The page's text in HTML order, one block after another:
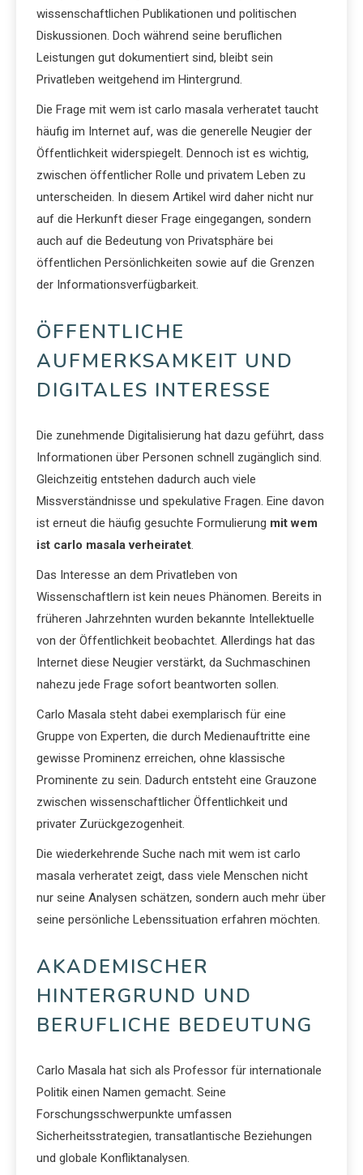
wissenschaftlichen Publikationen und politischen
Diskussionen. Doch während seine beruflichen
Leistungen gut dokumentiert sind, bleibt sein
Privatleben weitgehend im Hintergrund.
Die Frage mit wem ist carlo masala verheratet taucht
häufig im Internet auf, was die generelle Neugier der
Öffentlichkeit widerspiegelt. Dennoch ist es wichtig,
zwischen öffentlicher Rolle und privatem Leben zu
unterscheiden. In diesem Artikel wird daher nicht nur
auf die Herkunft dieser Frage eingegangen, sondern
auch auf die Bedeutung von Privatsphäre bei
öffentlichen Persönlichkeiten sowie auf die Grenzen
der Informationsverfügbarkeit.
ÖFFENTLICHE
AUFMERKSAMKEIT UND
DIGITALES INTERESSE
Die zunehmende Digitalisierung hat dazu geführt, dass
Informationen über Personen schnell zugänglich sind.
Gleichzeitig entstehen dadurch auch viele
Missverständnisse und spekulative Fragen. Eine davon
ist erneut die häufig gesuchte Formulierung mit wem
ist carlo masala verheiratet.
Das Interesse an dem Privatleben von
Wissenschaftlern ist kein neues Phänomen. Bereits in
früheren Jahrzehnten wurden bekannte Intellektuelle
von der Öffentlichkeit beobachtet. Allerdings hat das
Internet diese Neugier verstärkt, da Suchmaschinen
nahezu jede Frage sofort beantworten sollen.
Carlo Masala steht dabei exemplarisch für eine
Gruppe von Experten, die durch Medienauftritte eine
gewisse Prominenz erreichen, ohne klassische
Prominente zu sein. Dadurch entsteht eine Grauzone
zwischen wissenschaftlicher Öffentlichkeit und
privater Zurückgezogenheit.
Die wiederkehrende Suche nach mit wem ist carlo
masala verheratet zeigt, dass viele Menschen nicht
nur seine Analysen schätzen, sondern auch mehr über
seine persönliche Lebenssituation erfahren möchten.
AKADEMISCHER
HINTERGRUND UND
BERUFLICHE BEDEUTUNG
Carlo Masala hat sich als Professor für internationale
Politik einen Namen gemacht. Seine
Forschungsschwerpunkte umfassen
Sicherheitsstrategien, transatlantische Beziehungen
und globale Konfliktanalysen.